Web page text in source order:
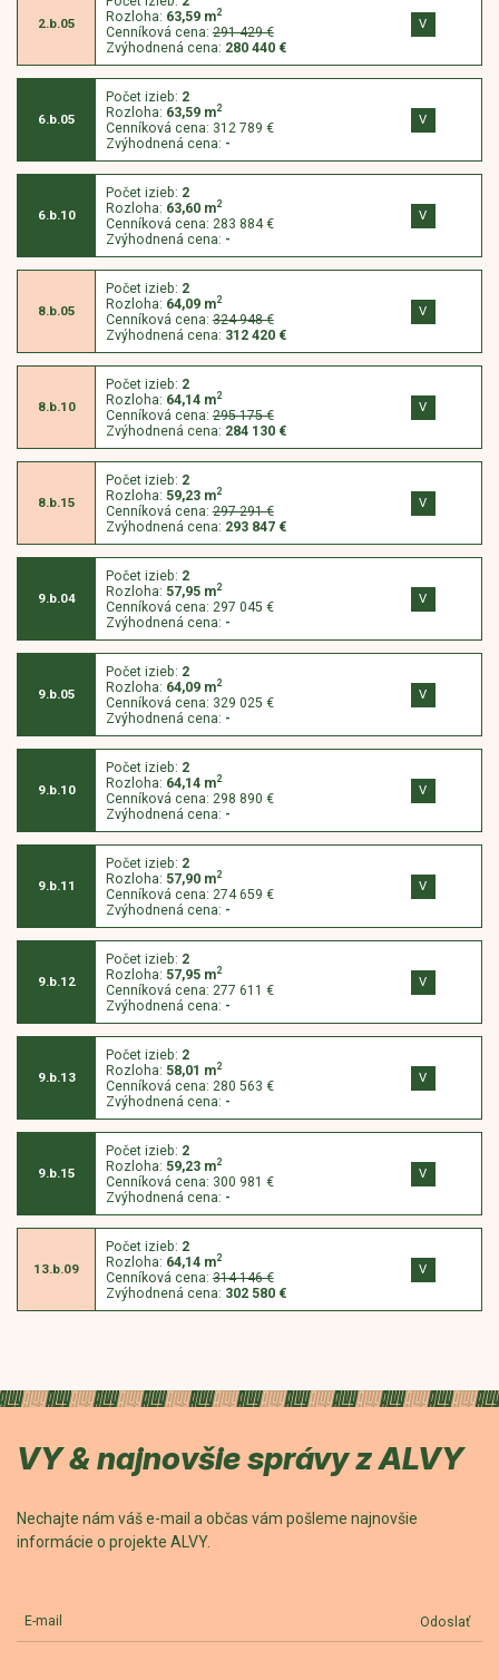
2.b.05
Rozloha: 63,59 m2
Cenníková cena:291 429 €
Zvýhodnená cena: 280 440 €
V
6.b.05
Počet izieb: 2
Rozloha: 63,59 m2
Cenníková cena: 312 789 €
Zvýhodnená cena: -
V
6.b.10
Počet izieb: 2
Rozloha: 63,60 m2
Cenníková cena: 283 884 €
Zvýhodnená cena: -
V
8.b.05
Počet izieb: 2
Rozloha: 64,09 m2
Cenníková cena:324 948 €
Zvýhodnená cena: 312 420 €
V
8.b.10
Počet izieb: 2
Rozloha: 64,14 m2
Cenníková cena:295 175 €
Zvýhodnená cena: 284 130 €
V
8.b.15
Počet izieb: 2
Rozloha: 59,23 m2
Cenníková cena:297 291 €
Zvýhodnená cena: 293 847 €
V
9.b.04
Počet izieb: 2
Rozloha: 57,95 m2
Cenníková cena: 297 045 €
Zvýhodnená cena: -
V
9.b.05
Počet izieb: 2
Rozloha: 64,09 m2
Cenníková cena: 329 025 €
Zvýhodnená cena: -
V
9.b.10
Počet izieb: 2
Rozloha: 64,14 m2
Cenníková cena: 298 890 €
Zvýhodnená cena: -
V
9.b.11
Počet izieb: 2
Rozloha: 57,90 m2
Cenníková cena: 274 659 €
Zvýhodnená cena: -
V
9.b.12
Počet izieb: 2
Rozloha: 57,95 m2
Cenníková cena: 277 611 €
Zvýhodnená cena: -
V
9.b.13
Počet izieb: 2
Rozloha: 58,01 m2
Cenníková cena: 280 563 €
Zvýhodnená cena: -
V
9.b.15
Počet izieb: 2
Rozloha: 59,23 m2
Cenníková cena: 300 981 €
Zvýhodnená cena: -
V
13.b.09
Počet izieb: 2
Rozloha: 64,14 m2
Cenníková cena:314 146 €
Zvýhodnená cena: 302 580 €
V
VY & najnovšie správy z ALVY
Nechajte nám váš e-mail a občas vám pošleme najnovšie
informácie o projekte ALVY.
E-mail Odoslať